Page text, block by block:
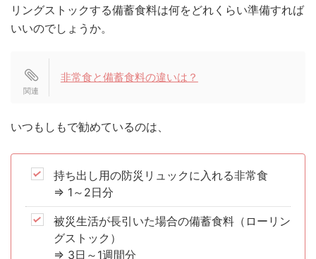
リングストックする備蓄食料は何をどれくらい準備すれば
いいのでしょうか。
非常食と備蓄食料の違いは？
いつもしもで勧めているのは、
持ち出し用の防災リュックに入れる非常食
⇒ 1～2日分
被災生活が長引いた場合の備蓄食料（ローリン
グストック）
⇒ 3日～1週間分